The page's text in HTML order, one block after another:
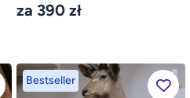
za 390 zł
Bestseller